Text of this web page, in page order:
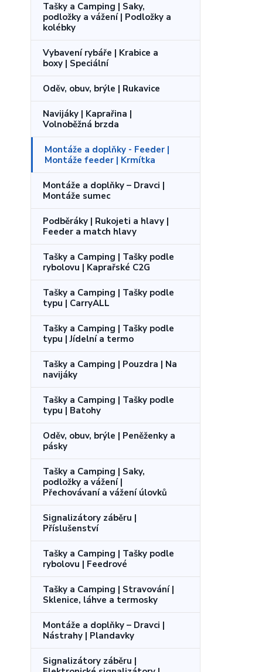
Tašky a Camping | Saky,
podložky a vážení | Podložky a
kolébky
Vybavení rybáře | Krabice a
boxy | Speciální
Oděv, obuv, brýle | Rukavice
Navijáky | Kaprařina |
Volnoběžná brzda
Montáže a doplňky - Feeder |
Montáže feeder | Krmítka
Montáže a doplňky – Dravci |
Montáže sumec
Podběráky | Rukojeti a hlavy |
Feeder a match hlavy
Tašky a Camping | Tašky podle
rybolovu | Kaprařské C2G
Tašky a Camping | Tašky podle
typu | CarryALL
Tašky a Camping | Tašky podle
typu | Jídelní a termo
Tašky a Camping | Pouzdra | Na
navijáky
Tašky a Camping | Tašky podle
typu | Batohy
Oděv, obuv, brýle | Peněženky a
pásky
Tašky a Camping | Saky,
podložky a vážení |
Přechovávaní a vážení úlovků
Signalizátory záběru |
Příslušenství
Tašky a Camping | Tašky podle
rybolovu | Feedrové
Tašky a Camping | Stravování |
Sklenice, láhve a termosky
Montáže a doplňky – Dravci |
Nástrahy | Plandavky
Signalizátory záběru |